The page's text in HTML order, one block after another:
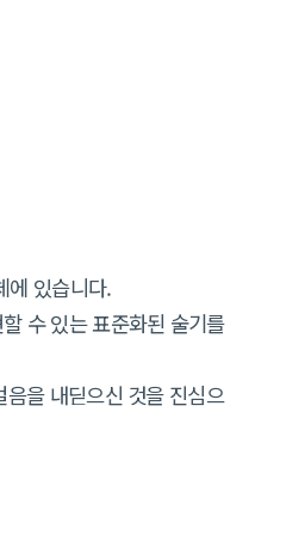
있습니다.
수 있는 표준화된 술기를
을 내딛으신 것을 진심으